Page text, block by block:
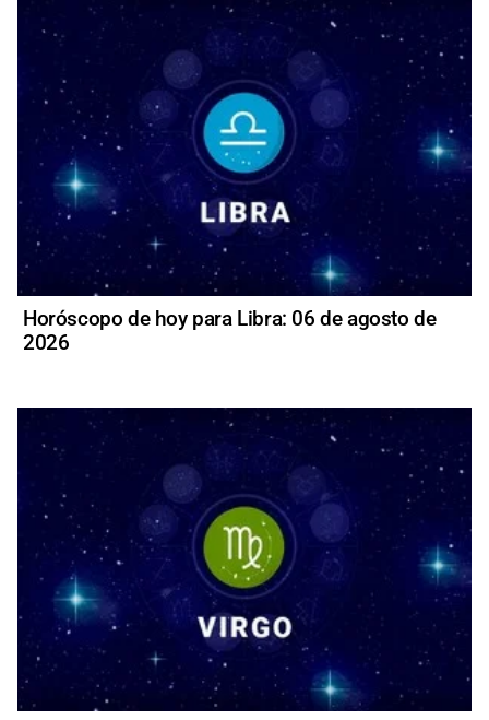
Horóscopo de hoy para Libra: 06 de agosto de
2026